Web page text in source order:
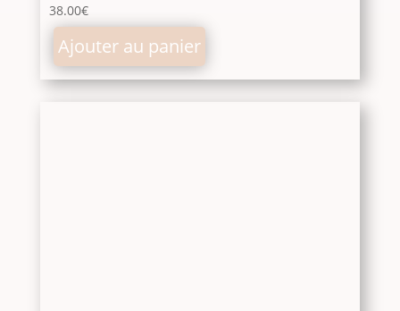
38.00€
Ajouter au panier